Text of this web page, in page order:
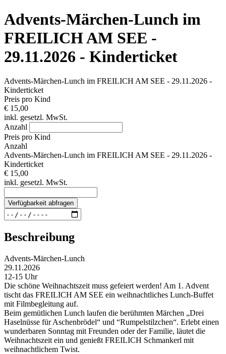
Advents-Märchen-Lunch im
FREILICH AM SEE -
29.11.2026 - Kinderticket
Advents-Märchen-Lunch im FREILICH AM SEE - 29.11.2026 -
Kinderticket
Preis pro Kind
€ 15,00
inkl. gesetzl. MwSt.
Anzahl
Preis pro Kind
Anzahl
Advents-Märchen-Lunch im FREILICH AM SEE - 29.11.2026 -
Kinderticket
€ 15,00
inkl. gesetzl. MwSt.
Verfügbarkeit abfragen
Beschreibung
Advents-Märchen-Lunch
29.11.2026
12-15 Uhr
Die schöne Weihnachtszeit muss gefeiert werden! Am 1. Advent
tischt das FREILICH AM SEE ein weihnachtliches Lunch-Buffet
mit Filmbegleitung auf.
Beim gemütlichen Lunch laufen die berühmten Märchen „Drei
Haselnüsse für Aschenbrödel“ und “Rumpelstilzchen“. Erlebt einen
wunderbaren Sonntag mit Freunden oder der Familie, läutet die
Weihnachtszeit ein und genießt FREILICH Schmankerl mit
weihnachtlichem Twist.